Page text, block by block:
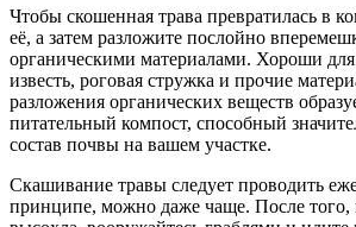
Чтобы скошенная трава превратилась в
её, а затем разложите послойно
органическими материалами. Хороши для
известь, роговая стружка и прочие
разложения органических веществ
питательный компост, способный
состав почвы на вашем участке.
Скашивание травы следует проводить
принципе, можно даже чаще. После того,